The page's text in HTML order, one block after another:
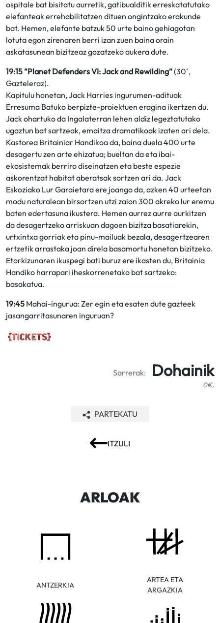
ospitale bat bisitatu aurretik, gatibualditik erreskatatutako
elefanteak errehabilitatzen dituen ongintzako erakunde
bat. Hemen, elefante batzuk 50 urte baino gehiagotan
lotuta egon zirenaren berri izan zuen baina orain
askatasunean bizitzeaz gozatzeko aukera dute.
19:15 “Planet Defenders VI: Jack and Rewilding”(30´,
Gazteleraz).
Kapitulu honetan, Jack Harries ingurumen-adituak
Erresuma Batuko berpizte-proiektuen eragina ikertzen du.
Jack ohartuko da Ingalaterran lehen aldiz legeztatutako
ugaztun bat sartzeak, emaitza dramatikoak izaten ari dela.
Kastorea Britainiar Handikoa da, baina duela 400 urte
desagertu zen arte ehizatua; bueltan da eta ibai-
ekosistemak berriro diseinatzen eta beste espezie
askorentzat habitat aberatsak sortzen ari da. Jack
Eskoziako Lur Garaietara ere joango da, azken 40 urteetan
modu naturalean birsortzen utzi zaion 300 akreko lur eremu
baten edertasuna ikustera. Hemen aurrez aurre aurkitzen
da desagertzeko arriskuan dagoen bizitza basatiarekin,
urtxintxa gorriak eta pinu-mailuak bezala, desagertzearen
ertzetik arrastaka joan direla basamortu honetan bizitzeko.
Etorkizunaren ikuspegi bati buruz ere ikasten du, Britainia
Handiko harrapari iheskorrenetako bat sartzeko:
basakatua.
19:45 Mahai-ingurua: Zer egin eta esaten dute gazteek
jasangarritasunaren inguruan?
Sarrerak: Dohainik
0€.
ITZULI
PARTEKATU
ARLOAK
ANTZERKIA
ARTEA ETA
ARGAZKIA